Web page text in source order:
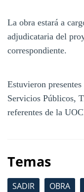
La obra estará a
adjudicataria del
correspondiente.
Estuvieron
Servicios Públicos,
referentes de la
Temas
SADIR OBRA